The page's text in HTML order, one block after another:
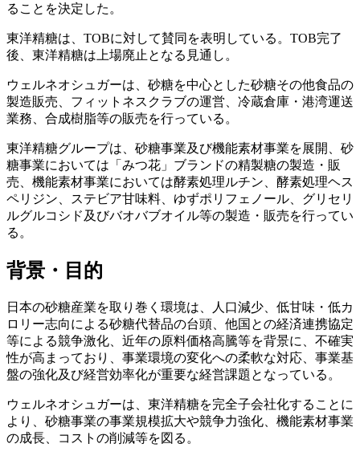
ることを決定した。
東洋精糖は、TOBに対して賛同を表明している。TOB完了
後、東洋精糖は上場廃止となる見通し。
ウェルネオシュガーは、砂糖を中心とした砂糖その他食品の
製造販売、フィットネスクラブの運営、冷蔵倉庫・港湾運送
業務、合成樹脂等の販売を行っている。
東洋精糖グループは、砂糖事業及び機能素材事業を展開、砂
糖事業においては「みつ花」ブランドの精製糖の製造・販
売、機能素材事業においては酵素処理ルチン、酵素処理ヘス
ペリジン、ステビア甘味料、ゆずポリフェノール、グリセリ
ルグルコシド及びバオバブオイル等の製造・販売を行ってい
る。
背景・目的
日本の砂糖産業を取り巻く環境は、人口減少、低甘味・低カ
ロリー志向による砂糖代替品の台頭、他国との経済連携協定
等による競争激化、近年の原料価格高騰等を背景に、不確実
性が高まっており、事業環境の変化への柔軟な対応、事業基
盤の強化及び経営効率化が重要な経営課題となっている。
ウェルネオシュガーは、東洋精糖を完全子会社化することに
より、砂糖事業の事業規模拡大や競争力強化、機能素材事業
の成長、コストの削減等を図る。